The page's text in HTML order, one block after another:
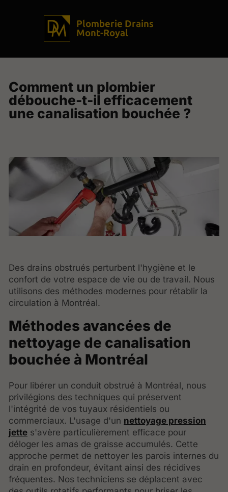
Plomberie Drains
Mont-Royal
Comment un plombier
débouche-t-il efficacement
une canalisation bouchée ?
Des drains obstrués perturbent l'hygiène et le
confort de votre espace de vie ou de travail. Nous
utilisons des méthodes modernes pour rétablir la
circulation à Montréal.
Méthodes avancées de
nettoyage de canalisation
bouchée à Montréal
Pour libérer un conduit obstrué à Montréal, nous
privilégions des techniques qui préservent
l'intégrité de vos tuyaux résidentiels ou
commerciaux. L'usage d'un nettoyage pression
jette s'avère particulièrement efficace pour
déloger les amas de graisse accumulés. Cette
approche permet de nettoyer les parois internes du
drain en profondeur, évitant ainsi des récidives
fréquentes. Nos techniciens se déplacent avec